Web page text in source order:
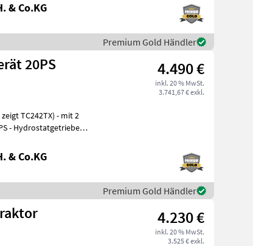
& Co.KG
Premium Gold Händler
20PS 4.490 €
inkl. 20 % MwSt.
3.741,67 € exkl.
TC242TX) - mit 2
& Co.KG
Premium Gold Händler
4.230 €
inkl. 20 % MwSt.
3.525 € exkl.